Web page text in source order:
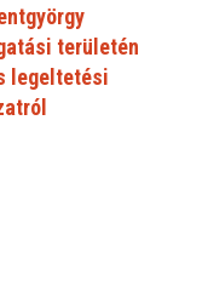
területén
legeltetési